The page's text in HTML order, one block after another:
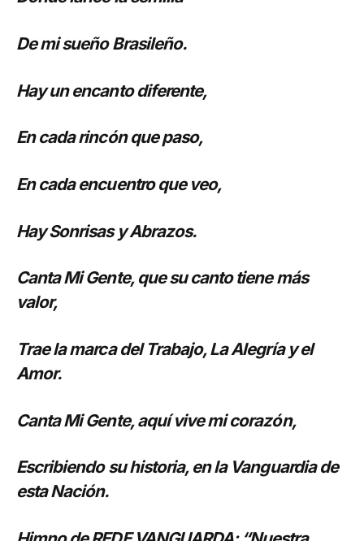
De mi sueño Brasileño.
Hay un encanto diferente,
En cada rincón que paso,
En cada encuentro que veo,
Hay Sonrisas y Abrazos.
Canta Mi Gente, que su canto tiene más
valor,
Trae la marca del Trabajo, La Alegría y el
Amor.
Canta Mi Gente, aquí vive mi corazón,
Escribiendo su historia, en la Vanguardia de
esta Nación.